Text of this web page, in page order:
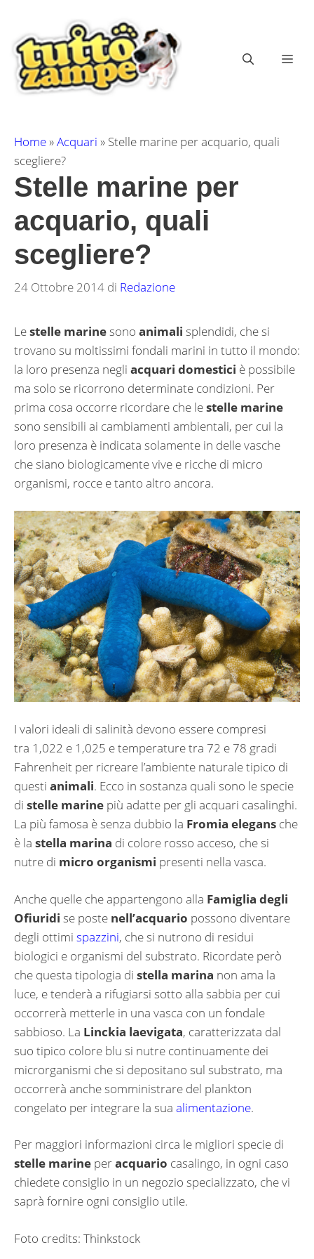
contenuto
Home»Acquari » Stelle marine per acquario, quali
scegliere?
Stelle marine per
acquario, quali
scegliere?
24 Ottobre 2014 di Redazione
Lestelle marinesono animali splendidi, che si
trovano su moltissimi fondali marini in tutto il mondo:
la loro presenza negli acquari domestici è possibile
ma solo se ricorrono determinate condizioni. Per
prima cosa occorre ricordare che lestelle marine
sono sensibili ai cambiamenti ambientali, per cui la
loro presenza è indicata solamente in delle vasche
che siano biologicamente vive e ricche di micro
organismi, rocce e tanto altro ancora.
I valori ideali di salinità devono essere compresi
tra 1,022 e 1,025 e temperature tra 72 e 78 gradi
Fahrenheit per ricreare l’ambiente naturale tipico di
questi animali. Ecco in sostanza quali sono le specie
di stelle marine più adatte per gli acquari casalinghi.
La più famosa è senza dubbio la Fromia elegans che
è la stella marina di colore rosso acceso, che si
nutre di micro organismi presenti nella vasca.
Anche quelle che appartengono alla Famiglia degli
Ofiuridi se poste nell’acquario possono diventare
degli ottimi spazzini, che si nutrono di residui
biologici e organismi del substrato. Ricordate però
che questa tipologia di stella marina non ama la
luce, e tenderà a rifugiarsi sotto alla sabbia per cui
occorrerà metterle in una vasca con un fondale
sabbioso. La Linckia laevigata, caratterizzata dal
suo tipico colore blu si nutre continuamente dei
microrganismi che si depositano sul substrato, ma
occorrerà anche somministrare del plankton
congelato per integrare la sua alimentazione.
Per maggiori informazioni circa le migliori specie di
stelle marine peracquario casalingo, in ogni caso
chiedete consiglio in un negozio specializzato, che vi
saprà fornire ogni consiglio utile.
Foto credits: Thinkstock